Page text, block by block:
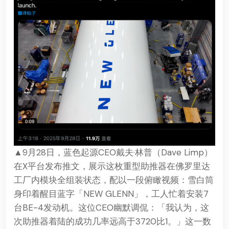
▲9月28日，蓝色起源CEO戴夫·林普（Dave Limp）
在X平台发布推文，展示这枚重型助推器在佛罗里达
工厂内模块全组装状态，配以一段俯瞰视频：雪白筒
身印着醒目蓝字「NEW GLENN」，工人忙着安装7
台BE-4发动机。这位CEO幽默调侃：「我认为，这
次助推器着陆的成功几率远高于3720比1。」这一数